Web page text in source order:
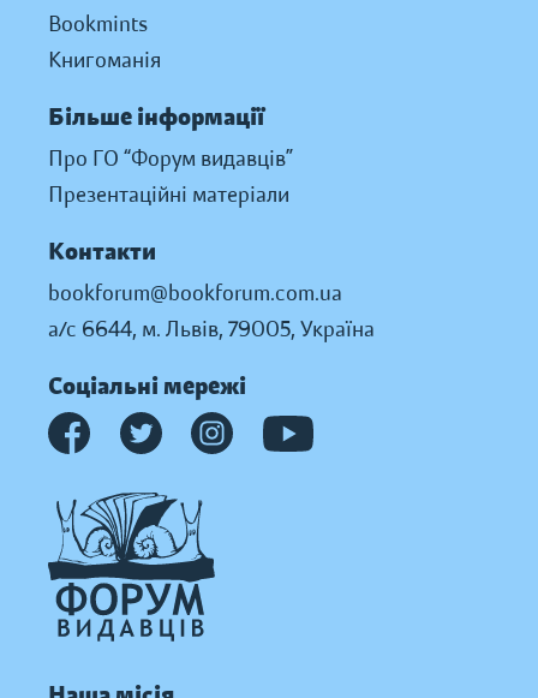
Bookmints
Книгоманія
Більше інформації
Про ГО “Форум видавців”
Презентаційні матеріали
Контакти
bookforum@bookforum.com.ua
а/с 6644, м. Львів, 79005, Україна
Соціальні мережі